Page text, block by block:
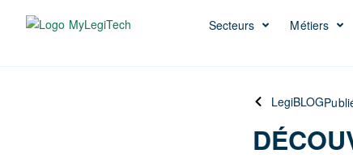
Secteurs Métiers
LegiBLOG